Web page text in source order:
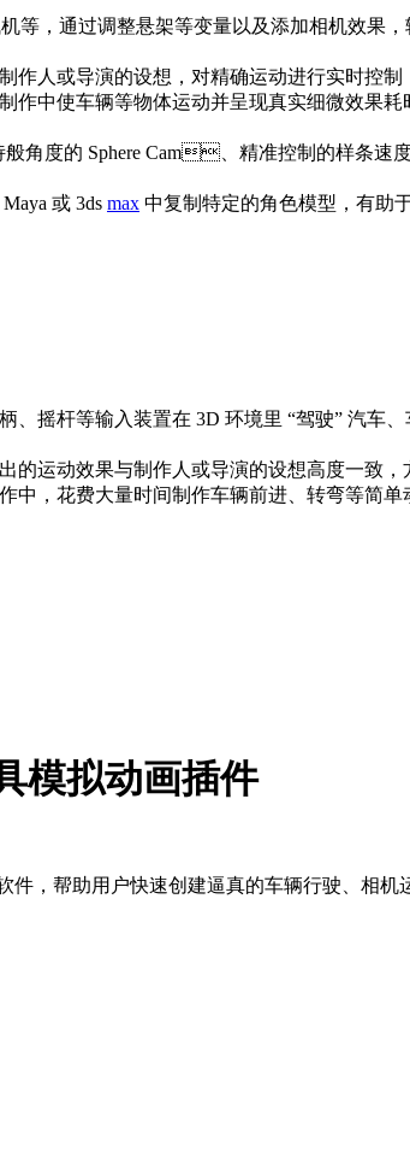
等，通过调整悬架等变量以及添加相机效果
人或导演的设想，对精确运动进行实时控制
画制作中使车辆等物体运动并呈现真实细微效果
般角度的 Sphere Cam、精准控制的样条速度
Maya 或 3ds max 中复制特定的角色模型，有助
、摇杆等输入装置在 3D 环境里 “驾驶” 汽车
运动效果与制作人或导演的设想高度一致，方
制作中，花费大量时间制作车辆前进、转弯
模拟动画插件
件，帮助用户快速创建逼真的车辆行驶、相机